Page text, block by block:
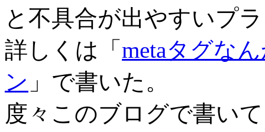
と不具合が出やすいプ
詳しくは「 metaタグな
ン 」で書いた。
度々このブログで書い